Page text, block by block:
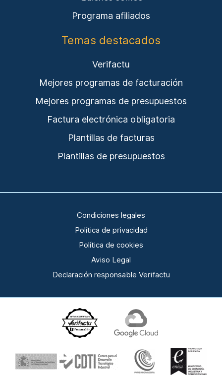
Programa afiliados
Temas destacados
Verifactu
Mejores programas de facturación
Mejores programas de presupuestos
Factura electrónica obligatoria
Plantillas de facturas
Plantillas de presupuestos
Condiciones legales
Política de privacidad
Política de cookies
Aviso Legal
Declaración responsable Verifactu